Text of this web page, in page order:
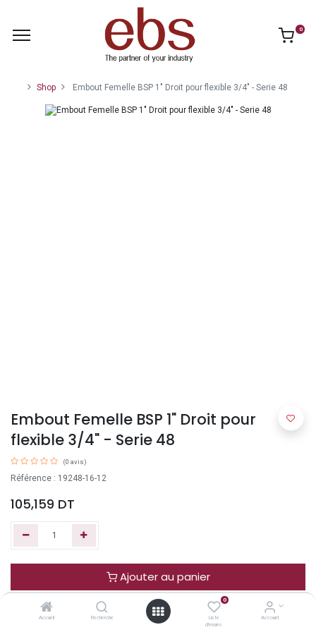
Accueil Recherche
0
Liste
d'envies
Account
0
Shop Embout Femelle BSP 1" Droit pour flexible 3/4" - Serie 48
Embout Femelle BSP 1" Droit pour
flexible 3/4" - Serie 48
(0 avis)
Référence : 19248-16-12
105,159 DT
Ajouter au panier
Acheter maintenant